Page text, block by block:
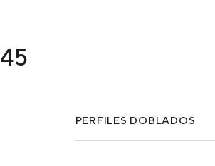
PERFILES DOBLADOS